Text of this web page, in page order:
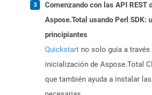
Comenzando con las API REST
Aspose.Total usando Perl SDK:
principiantes
Quickstart no solo guía a través
inicialización de Aspose.Total
que también ayuda a instalar